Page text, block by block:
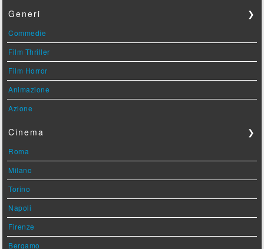
Generi ❯
Commedie
Film Thriller
Film Horror
Animazione
Azione
Cinema ❯
Roma
Milano
Torino
Napoli
Firenze
Bergamo